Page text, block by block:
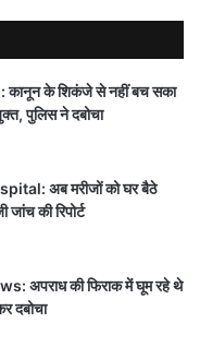
के शिकंजे से नहीं बच सका
पुलिस ने दबोचा
अब मरीजों को घर बैठे
जांच की रिपोर्ट
अपराध की फिराक में घूम रहे थे
दबोचा